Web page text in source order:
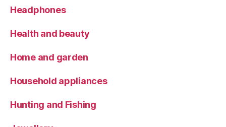
Headphones
Health and beauty
Home and garden
Household appliances
Hunting and Fishing